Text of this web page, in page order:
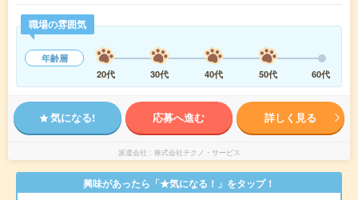
職場の雰囲気
年齢層
20代
30代 40代 50代 60代
気になる! 応募へ進む 詳しく見る
派遣会社 株式会社テクノ・サービス
興味があったら「★気になる！」をタップ！